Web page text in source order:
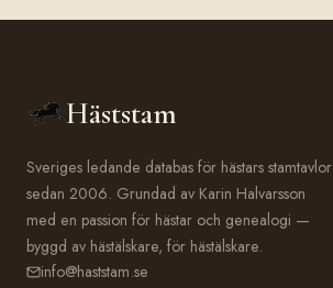
Häststam
Sveriges ledande databas för hästars stamtavlor
sedan 2006. Grundad av Karin Halvarsson
med en passion för hästar och genealogi —
byggd av hästälskare, för hästälskare.
info@haststam.se